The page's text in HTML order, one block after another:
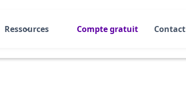
Ressources Compte gratuit Contact